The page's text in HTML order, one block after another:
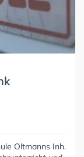
Oltmanns Inh.